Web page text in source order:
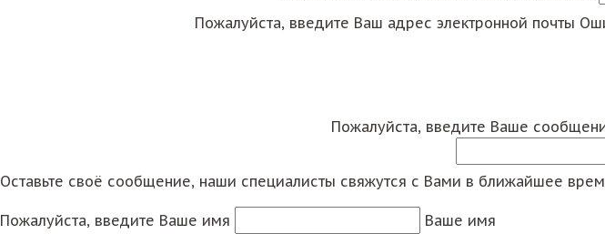
Пожалуйста, введите Ваш адрес электронной почты
Пожалуйста, введите Ваше
Оставьте своё сообщение, наши специалисты свяжутся с Вами в ближайшее
Пожалуйста, введите Ваше имя Ваше имя